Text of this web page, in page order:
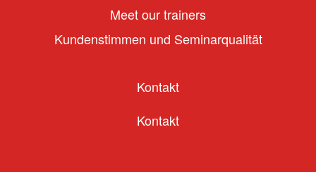
Meet our trainers
Kundenstimmen und Seminarqualität
Kontakt
Kontakt